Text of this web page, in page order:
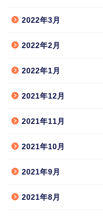
2022年3月
2022年2月
2022年1月
2021年12月
2021年11月
2021年10月
2021年9月
2021年8月